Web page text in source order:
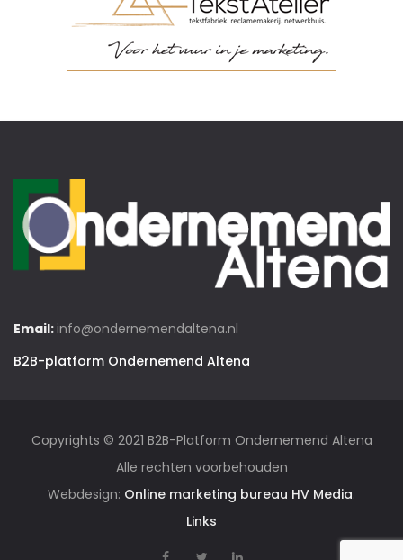
Email:info@ondernemendaltena.nl
B2B-platform Ondernemend Altena
Copyrights © 2021 B2B-Platform Ondernemend Altena
Alle rechten voorbehouden
Webdesign: Online marketing bureau HV Media.
Links